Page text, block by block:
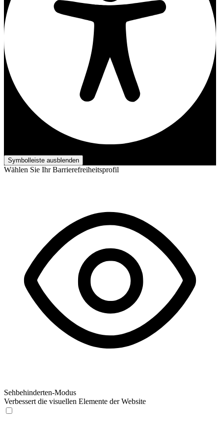
Symbolleiste ausblenden
Wählen Sie Ihr Barrierefreiheitsprofil
Sehbehinderten-Modus
Verbessert die visuellen Elemente der Website